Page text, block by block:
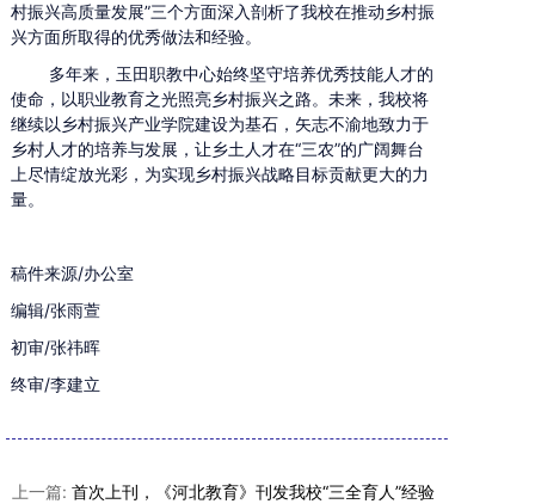
村振兴高质量发展”三个方面深入剖析了我校在推动乡村振
兴方面所取得的优秀做法和经验。
多年来，玉田职教中心始终坚守培养优秀技能人才的
使命，以职业教育之光照亮乡村振兴之路。未来，我校将
继续以乡村振兴产业学院建设为基石，矢志不渝地致力于
乡村人才的培养与发展，让乡土人才在“三农”的广阔舞台
上尽情绽放光彩，为实现乡村振兴战略目标贡献更大的力
量。
稿件来源/办公室
编辑/张雨萱
初审/张祎晖
终审/李建立
上一篇: 首次上刊，《河北教育》刊发我校“三全育人”经验